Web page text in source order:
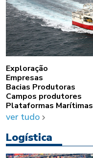
Exploração
Empresas
Bacias Produtoras
Campos produtores
Plataformas Marítimas
ver tudo
Logística